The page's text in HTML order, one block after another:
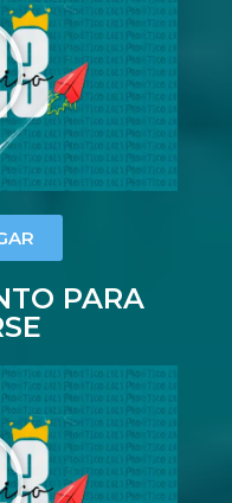
PARA